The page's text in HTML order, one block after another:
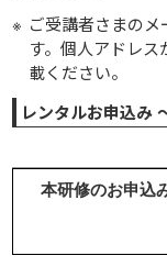
ご受講者さまの
す。個人アドレ
載ください。
レンタルお申込み